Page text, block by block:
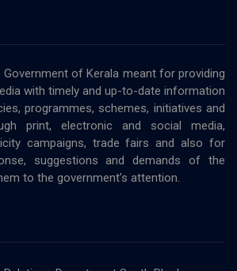
of Kerala meant for providing
with timely and up-to-date information
programmes, schemes, initiatives and
print, electronic and social media,
campaigns, trade fairs and also for
suggestions and demands of the
to the government’s attention.